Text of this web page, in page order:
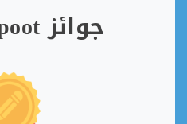
جوائز ZoyaRajpoot